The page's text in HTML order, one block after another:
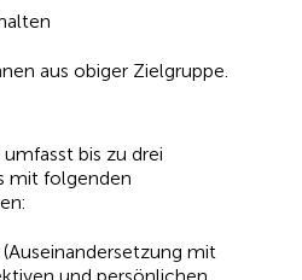
aus obiger Zielgruppe.
bis zu drei
mit folgenden
mit
und persönlichen